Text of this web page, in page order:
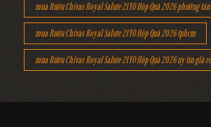
mua Rượu Chivas Royal Salute 21YO Hộp Quà 2026 phường
mua Rượu Chivas Royal Salute 21YO Hộp Quà 2026 tphcm
mua Rượu Chivas Royal Salute 21YO Hộp Quà 2026 uy tín giá rẻ